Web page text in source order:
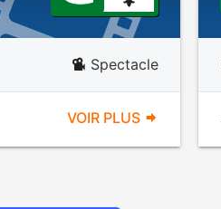
Spectacle
VOIR PLUS